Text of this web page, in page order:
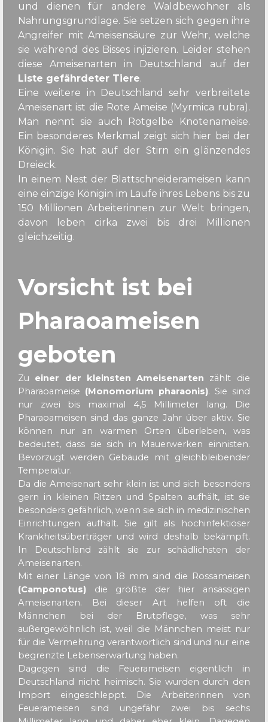
und dienen für andere Waldbewohner als
Nahrungsgrundlage. Sie setzen sich gegen ihre
Angreifer mit Ameisensäure zur Wehr, welche
sie während des Bisses injizieren. Leider stehen
diese Ameisenarten in Deutschland auf der
Liste gefährdeter Tiere.
Eine weitere in Deutschland sehr verbreitete
Ameisenart ist die Rote Ameise (Myrmica rubra).
Man nennt sie auch Rotgelbe Knotenameise.
Ein besonderes Merkmal zeigt sich hier bei der
Königin. Sie hat auf der Stirn ein glänzendes
Dreieck.
In einem Nest der Blattschneiderameisen kann
eine einzige Königin im Laufe ihres Lebens bis zu
150 Millionen Arbeiterinnen zur Welt bringen,
davon leben cirka zwei bis drei Millionen
gleichzeitig.
Vorsicht ist bei
Pharaoameisen
geboten
Zu einer der kleinsten Ameisenarten zählt die
Pharaoameise (Monomorium pharaonis). Sie sind
nur zwei bis maximal 4,5 Millimeter lang. Die
Pharaoameisen sind das ganze Jahr über aktiv. Sie
können nur an warmen Orten überleben, was
bedeutet, dass sie sich in Mauerwerken einnisten.
Bevorzugt werden Gebäude mit gleichbleibender
Temperatur.
Da die Ameisenart sehr klein ist und sich besonders
gern in kleinen Ritzen und Spalten aufhält, ist sie
besonders gefährlich, wenn sie sich in medizinischen
Einrichtungen aufhält. Sie gilt als hochinfektiöser
Krankheitsüberträger und wird deshalb bekämpft.
In Deutschland zählt sie zur schädlichsten der
Ameisenarten.
Mit einer Länge von 18 mm sind die Rossameisen
(Camponotus) die größte der hier ansässigen
Ameisenarten. Bei dieser Art helfen oft die
Männchen bei der Brutpflege, was sehr
außergewöhnlich ist, weil die Männchen meist nur
für die Vermehrung verantwortlich sind und nur eine
begrenzte Lebenserwartung haben.
Dagegen sind die Feuerameisen eigentlich in
Deutschland nicht heimisch. Sie wurden durch den
Import eingeschleppt. Die Arbeiterinnen von
Feuerameisen sind ungefähr zwei bis sechs